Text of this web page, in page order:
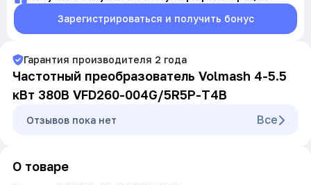
Зарегистрироваться и получить бонус
Гарантия производителя 2 года
Частотный преобразователь Volmash 4-5.5
кВт 380В VFD260-004G/5R5P-T4B
Oтзывов пока нет Все
О товаре